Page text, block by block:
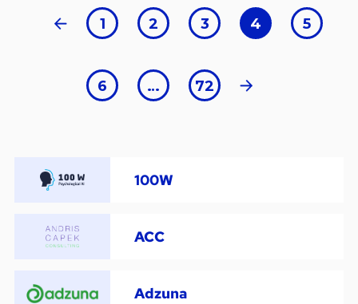
1 2 3 4 5
6 … 72
100W
ACC
Adzuna